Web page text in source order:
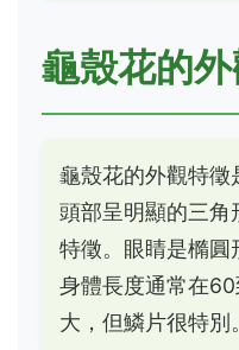
龜殼花的
龜殼花的外觀特徵
頭部呈明顯的三角
特徵。眼睛是橢圓
身體長度通常在
大，但鱗片很特別。